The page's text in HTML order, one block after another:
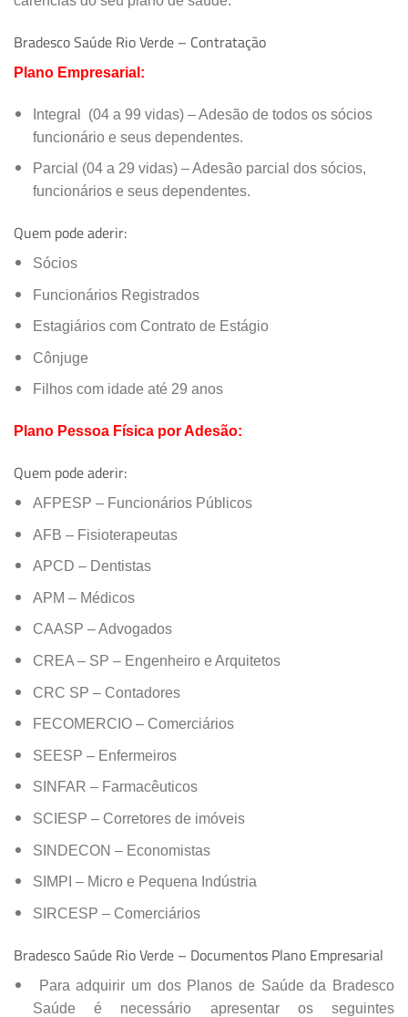
Bradesco Saúde Rio Verde – Contratação
Plano Empresarial:
Integral (04 a 99 vidas) – Adesão de todos os sócios
funcionário e seus dependentes.
Parcial (04 a 29 vidas) – Adesão parcial dos sócios,
funcionários e seus dependentes.
Quem pode aderir:
Sócios
Funcionários Registrados
Estagiários com Contrato de Estágio
Cônjuge
Filhos com idade até 29 anos
Plano Pessoa Física por Adesão:
Quem pode aderir:
AFPESP – Funcionários Públicos
AFB – Fisioterapeutas
APCD – Dentistas
APM – Médicos
CAASP – Advogados
CREA – SP – Engenheiro e Arquitetos
CRC SP – Contadores
FECOMERCIO – Comerciários
SEESP – Enfermeiros
SINFAR – Farmacêuticos
SCIESP – Corretores de imóveis
SINDECON – Economistas
SIMPI – Micro e Pequena Indústria
SIRCESP – Comerciários
Bradesco Saúde Rio Verde – Documentos Plano Empresarial
Para adquirir um dos Planos de Saúde da Bradesco
Saúde é necessário apresentar os seguintes